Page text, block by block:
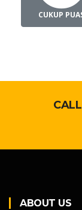
CUKUP
ABOUT US